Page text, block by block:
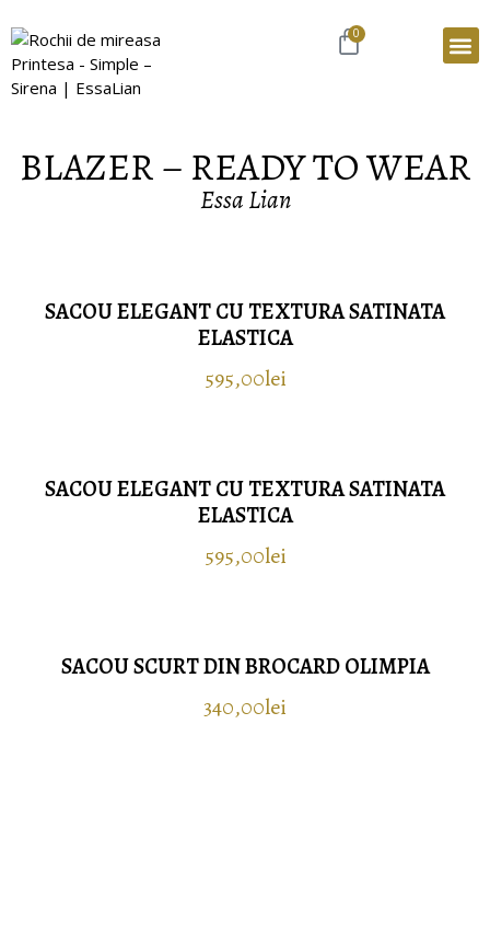
0
BLAZER – READY TO WEAR
Essa Lian
SACOU ELEGANT CU TEXTURA SATINATA
ELASTICA
595,00lei
SACOU ELEGANT CU TEXTURA SATINATA
ELASTICA
595,00lei
SACOU SCURT DIN BROCARD OLIMPIA
340,00lei